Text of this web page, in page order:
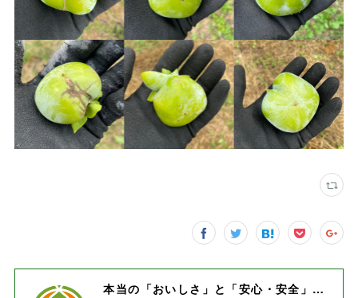
本当の「おいしさ」と「安心・安全」をお届けします。